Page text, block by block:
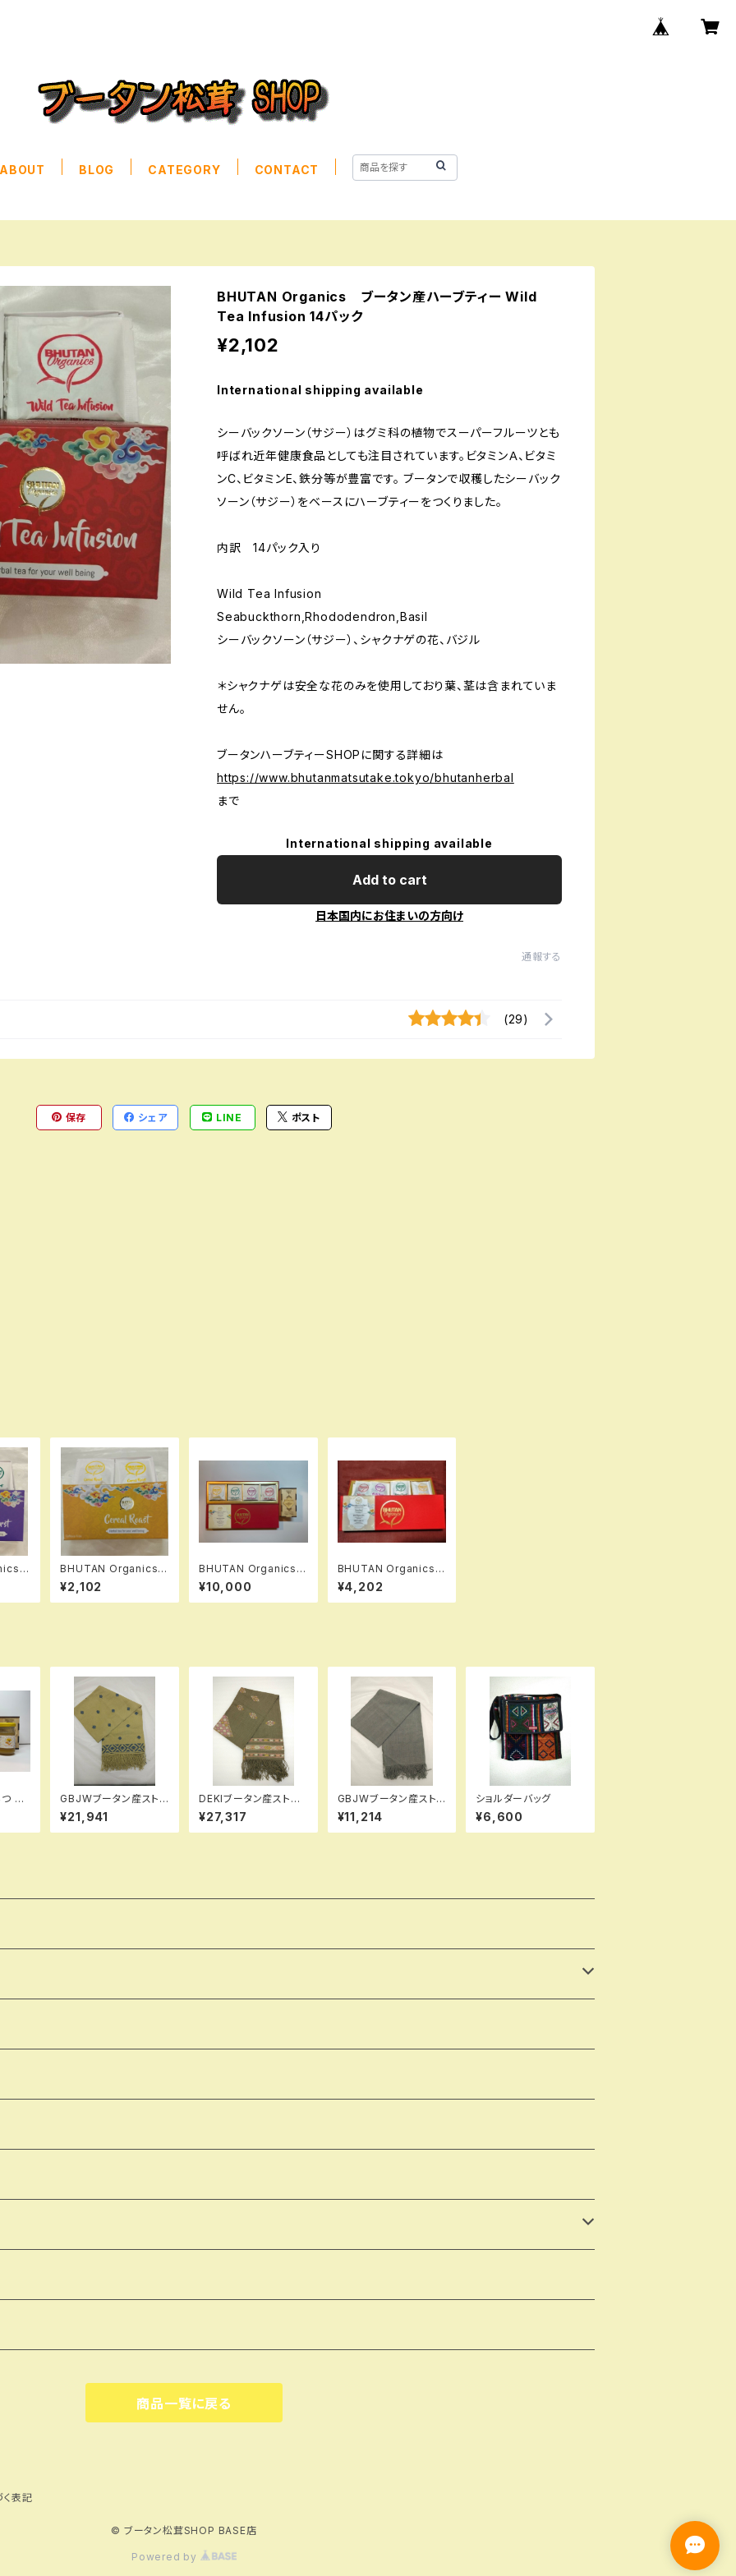
BLOG CATEGORY CONTACT
BHUTAN Organics ブータン産ハーブティー Wild
Tea Infusion 14パック
¥2,102
International shipping available
シーバックソーン（サジー）はグミ科の植物でスーパーフルーツとも
呼ばれ近年健康食品としても注目されています。ビタミンＡ、ビタミ
ンC、ビタミンE、鉄分等が豊富です。 ブータンで収穫したシーバック
ソーン（サジー）をベースにハーブティーをつくりました。
内訳 14パック入り
Wild Tea Infusion
Seabuckthorn,Rhododendron,Basil
シーバックソーン（サジー）、シャクナゲの花、バジル
＊シャクナゲは安全な花のみを使用しており葉、茎は含まれていま
せん。
ブータンハーブティーSHOPに関する詳細は
https://www.bhutanmatsutake.tokyo/bhutanherbal
まで
International shipping available
Add to cart
日本国内にお住まいの方向け
通報する
(29)
保存 シェア LINE ポスト
BHUTAN Organics
ブータン産ハーブティー
Cereal Roast 14パッ
ク
¥2,102
BHUTAN Organics
ブータン産ハーブティー
＆Pure Happy Hone
y ホワイトクローバーは
¥10,000
BHUTAN Organics
ブータン産ハーブティー
セット
¥4,202
Pu
瓶セ
GBJWブータン産スト
ール18007 Indigo Wi
ld silk（野蚕） 80% C
otton 20%
¥21,941
DEKIブータン産ストー
ル17003 Wild silk（野
蚕） 80% Cotton 2
0%
¥27,317
GBJWブータン産スト
ール18008 Indigo Wi
ld silk（野蚕） 80% C
otton 20%
¥11,214
ショルダーバッグ
¥6,600
商品一覧に戻る
表記
© ブータン松茸SHOP BASE店
Powered by